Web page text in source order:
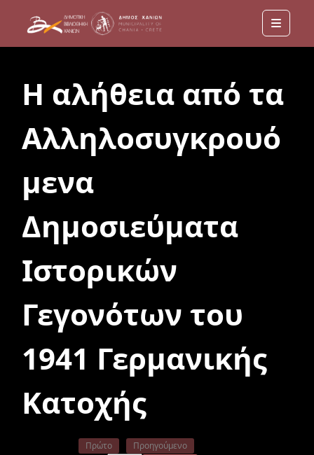
Menu
Η αλήθεια από τα
Αλληλοσυγκρουό
μενα
Δημοσιεύματα
Ιστορικών
Γεγονότων του
1941 Γερμανικής
Κατοχής
Πρώτο
Προηγούμενο